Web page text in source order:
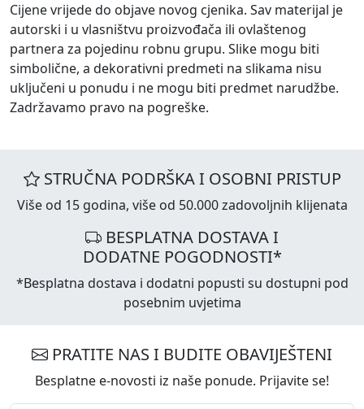
Cijene vrijede do objave novog cjenika. Sav materijal je
autorski i u vlasništvu proizvođača ili ovlaštenog
partnera za pojedinu robnu grupu. Slike mogu biti
simbolične, a dekorativni predmeti na slikama nisu
uključeni u ponudu i ne mogu biti predmet narudžbe.
Zadržavamo pravo na pogreške.
STRUČNA PODRŠKA I OSOBNI PRISTUP
Više od 15 godina, više od 50.000 zadovoljnih klijenata
BESPLATNA DOSTAVA I
DODATNE POGODNOSTI*
*Besplatna dostava i dodatni popusti su dostupni pod
posebnim uvjetima
PRATITE NAS I BUDITE OBAVIJEŠTENI
Besplatne e-novosti iz naše ponude. Prijavite se!